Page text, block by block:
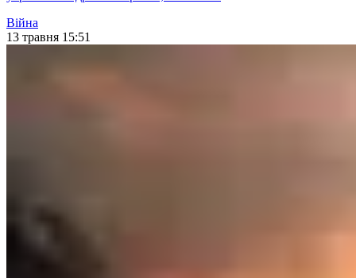
Війна
13 травня 15:51